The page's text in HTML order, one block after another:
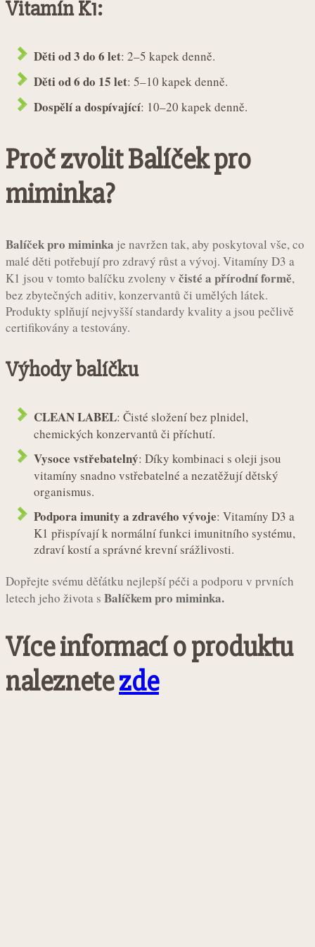
Vitamín K1:
Děti od 3 do 6 let: 2–5 kapek denně.
Děti od 6 do 15 let: 5–10 kapek denně.
Dospělí a dospívající: 10–20 kapek denně.
Proč zvolit Balíček pro
miminka?
Balíček pro miminka je navržen tak, aby poskytoval vše, co
malé děti potřebují pro zdravý růst a vývoj. Vitamíny D3 a
K1 jsou v tomto balíčku zvoleny v čisté a přírodní formě,
bez zbytečných aditiv, konzervantů či umělých látek.
Produkty splňují nejvyšší standardy kvality a jsou pečlivě
certifikovány a testovány.
Výhody balíčku
CLEAN LABEL: Čisté složení bez plnidel,
chemických konzervantů či příchutí.
Vysoce vstřebatelný: Díky kombinaci s oleji jsou
vitamíny snadno vstřebatelné a nezatěžují dětský
organismus.
Podpora imunity a zdravého vývoje: Vitamíny D3 a
K1 přispívají k normální funkci imunitního systému,
zdraví kostí a správné krevní srážlivosti.
Dopřejte svému děťátku nejlepší péči a podporu v prvních
letech jeho života s Balíčkem pro miminka.
Více informací o produktu
naleznetezde